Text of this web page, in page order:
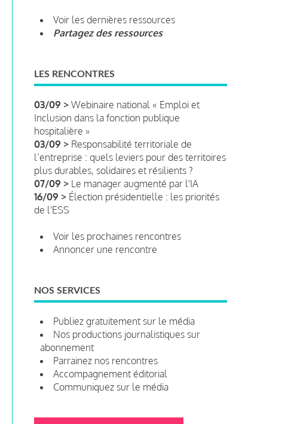
Voir les dernières ressources
Partagez des ressources
LES RENCONTRES
03/09 > Webinaire national « Emploi et
Inclusion dans la fonction publique
hospitalière »
03/09 > Responsabilité territoriale de
l’entreprise : quels leviers pour des territoires
plus durables, solidaires et résilients ?
07/09 > Le manager augmenté par l'IA
16/09 > Élection présidentielle : les priorités
de l'ESS
Voir les prochaines rencontres
Annoncer une rencontre
NOS SERVICES
Publiez gratuitement sur le média
Nos productions journalistiques sur
abonnement
Parrainez nos rencontres
Accompagnement éditorial
Communiquez sur le média